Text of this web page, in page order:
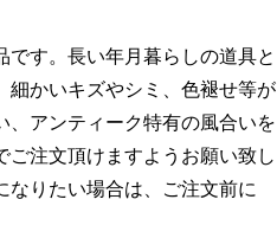
す。長い年月暮らしの道具と
細かいキズやシミ、色褪せ等が
、アンティーク特有の風合いを
注文頂けますようお願い致し
なりたい場合は、ご注文前に